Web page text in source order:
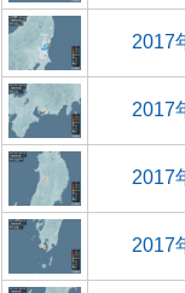
2017
2017
2017
2017